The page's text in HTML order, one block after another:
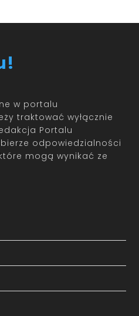
w portalu
traktować wyłącznie
Portalu
odpowiedzialności
mogą wynikać ze